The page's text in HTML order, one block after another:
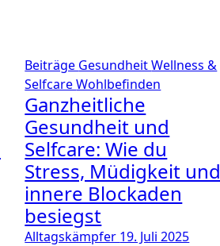
Beiträge GesundheitWellness &
SelfcareWohlbefinden
Ganzheitliche
Gesundheit und
Selfcare: Wie du
Stress, Müdigkeit und
innere Blockaden
besiegst
Alltagskämpfer 19. Juli 2025